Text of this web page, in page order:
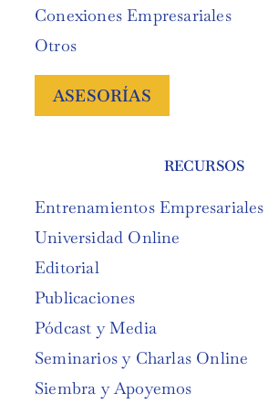
Conexiones Empresariales
Otros
ASESORÍAS
RECURSOS
Entrenamientos Empresariales
Universidad Online
Editorial
Publicaciones
Pódcast y Media
Seminarios y Charlas Online
Siembra y Apoyemos